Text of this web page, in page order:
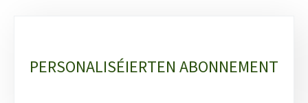
sections
PERSONALISÉIERTEN ABONNEMENT